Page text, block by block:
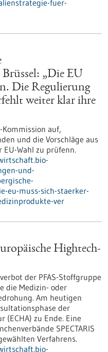
fuer-
„Die EU
Die Regulierung
weiter klar ihre
auf,
und die Vorschläge aus
Wahl zu prüfenn.
und-
eu-muss-sich-staerker-
ver
Hightech-
der PFAS-Stoffgruppe
die Medizin- oder
Am heutigen
der
(ECHA) zu Ende. Eine
SPECTARIS
Verfahrens.